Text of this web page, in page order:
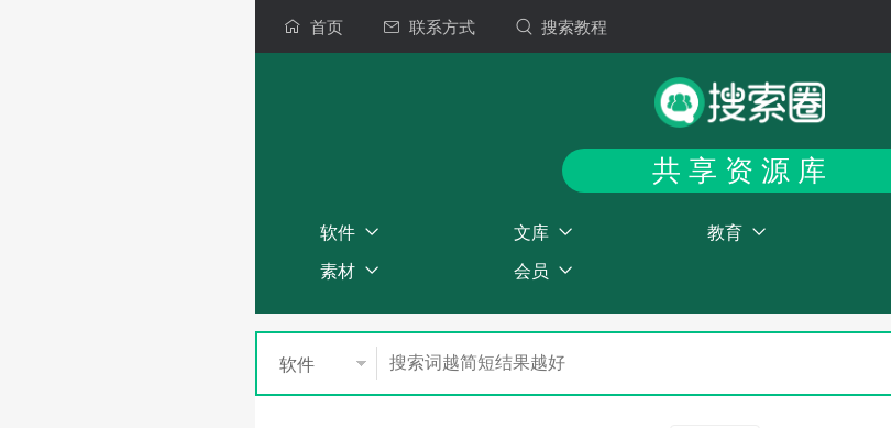
首页 联系方式 搜索教程
共 享 资 源 库
软件 文库 教育
素材 会员
软件